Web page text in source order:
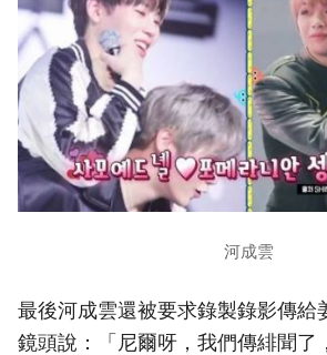
河成雲
最後河成雲還被要求錄製錄影傳給
鏡頭說：「尼爾呀，我們傳緋聞了